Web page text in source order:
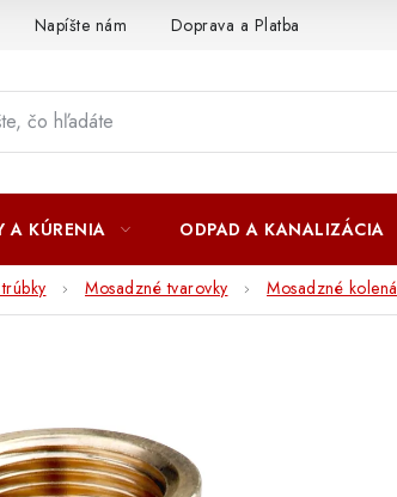
Napíšte nám Doprava a Platba
A KÚRENIA ODPAD A KANALIZÁCIA
Mosadzné tvarovky Mosadzné kolená